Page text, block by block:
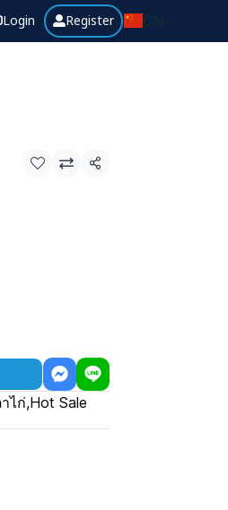
Login Register
Share
ไก่,Hot Sale